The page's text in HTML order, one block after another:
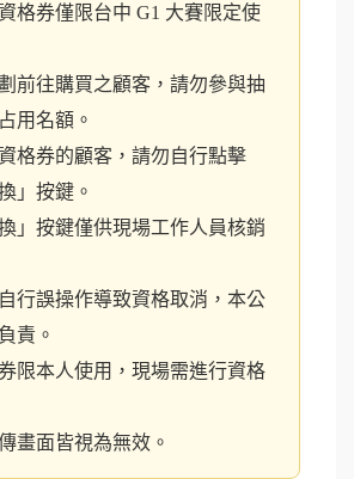
格券僅限台中 G1 大賽限定使
前往購買之顧客，請勿參與抽
用名額。
格券的顧客，請勿自行點擊
」按鍵。
換」按鍵僅供現場工作人員核銷
行誤操作導致資格取消，本公
責。
限本人使用，現場需進行資格
畫面皆視為無效。